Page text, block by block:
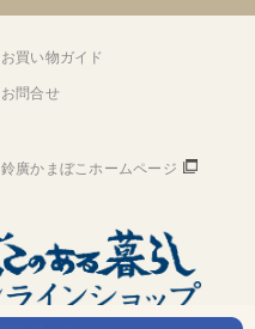
お買い物ガイド
お問合せ
鈴廣かまぼこホームページ